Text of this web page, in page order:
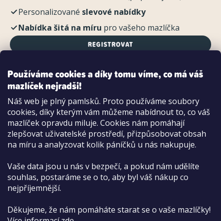
Používáme cookies a díky tomu víme, co má váš
mazlíček nejradši!
Náš web je plný pamlsků. Proto používáme soubory
cookies, díky kterým vám můžeme nabídnout to, co váš
mazlíček opravdu miluje. Cookies nám pomáhají
zlepšovat uživatelské prostředí, přizpůsobovat obsah
na míru a analyzovat kolik páníčků u nás nakupuje.
Vaše data jsou u nás v bezpečí, a pokud nám udělíte
souhlas, postaráme se o to, aby byl váš nákup co
nejpříjemnější.
Děkujeme, že nám pomáháte starat se o vaše mazlíčky!
Personalizované slevové nabídky
Nabídka šitá na míru pro vašeho mazlíčka
REGISTROVAT
Možnosti platby:
Dobírkou
Hotově i kartou na pobočce